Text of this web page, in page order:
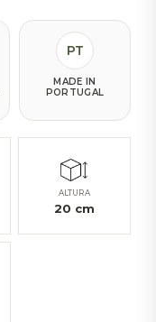
PT
MADE IN
PORTUGAL
ALTURA
20 cm